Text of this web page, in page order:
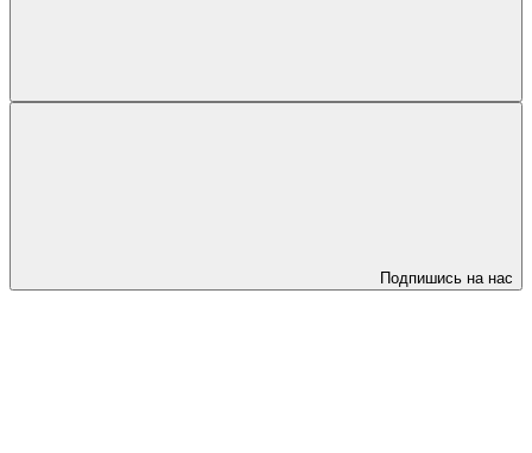
Подпишись на нас